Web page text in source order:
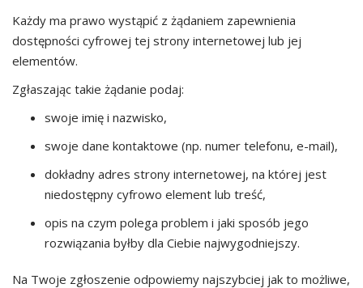
Każdy ma prawo wystąpić z żądaniem zapewnienia
dostępności cyfrowej tej strony internetowej lub jej
elementów.
Zgłaszając takie żądanie podaj:
swoje imię i nazwisko,
swoje dane kontaktowe (np. numer telefonu, e-mail),
dokładny adres strony internetowej, na której jest
niedostępny cyfrowo element lub treść,
opis na czym polega problem i jaki sposób jego
rozwiązania byłby dla Ciebie najwygodniejszy.
Na Twoje zgłoszenie odpowiemy najszybciej jak to możliwe,